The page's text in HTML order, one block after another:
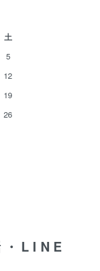
土
5
12
19
26
・LINE